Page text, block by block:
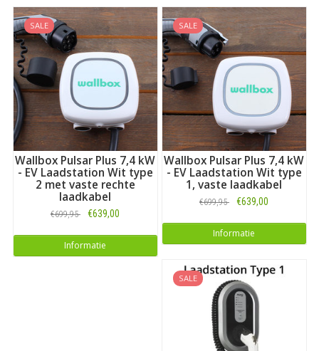
SALE
Wallbox Pulsar Plus 7,4 kW
- EV Laadstation Wit type
2 met vaste rechte
laadkabel
€699,95 €639,00
Informatie
SALE
Wallbox Pulsar Plus 7,4 kW
- EV Laadstation Wit type
1, vaste laadkabel
€699,95 €639,00
Informatie
SALE